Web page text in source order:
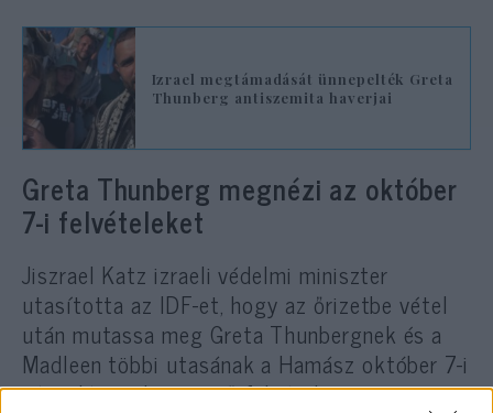
Izrael megtámadását ünnepelték Greta
Thunberg antiszemita haverjai
Greta Thunberg megnézi az október
7-i felvételeket
Jiszrael Katz izraeli védelmi miniszter
utasította az IDF-et, hogy az őrizetbe vétel
után mutassa meg Greta Thunbergnek és a
Madleen többi utasának a Hamász október 7-i
támadásainak szörnyű felvételeit.